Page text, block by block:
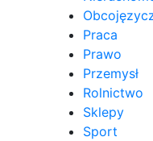
Praca
Prawo
Przemysł
Rolnictwo
Sklepy
Sport